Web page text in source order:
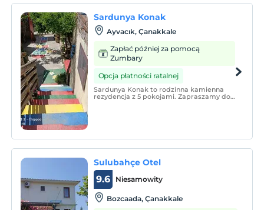
zostały przemyślane dla Twojej wygody.
Sardunya Konak
Ayvacık, Çanakkale
Zapłać później za pomocą
Zumbary
Opcja płatności ratalnej
Sardunya Konak to rodzinna kamienna
rezydencja z 5 pokojami. Zapraszamy do
Sulubahçe Otel
Niesamowity
9.6
Bozcaada, Çanakkale